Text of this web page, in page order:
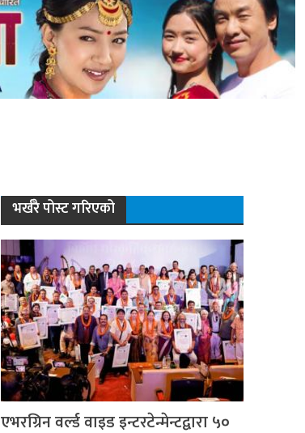
भर्खरै पोस्ट गरिएको
एभरग्रिन वर्ल्ड वाइड इन्टरटेन्मेन्टद्वारा ५०